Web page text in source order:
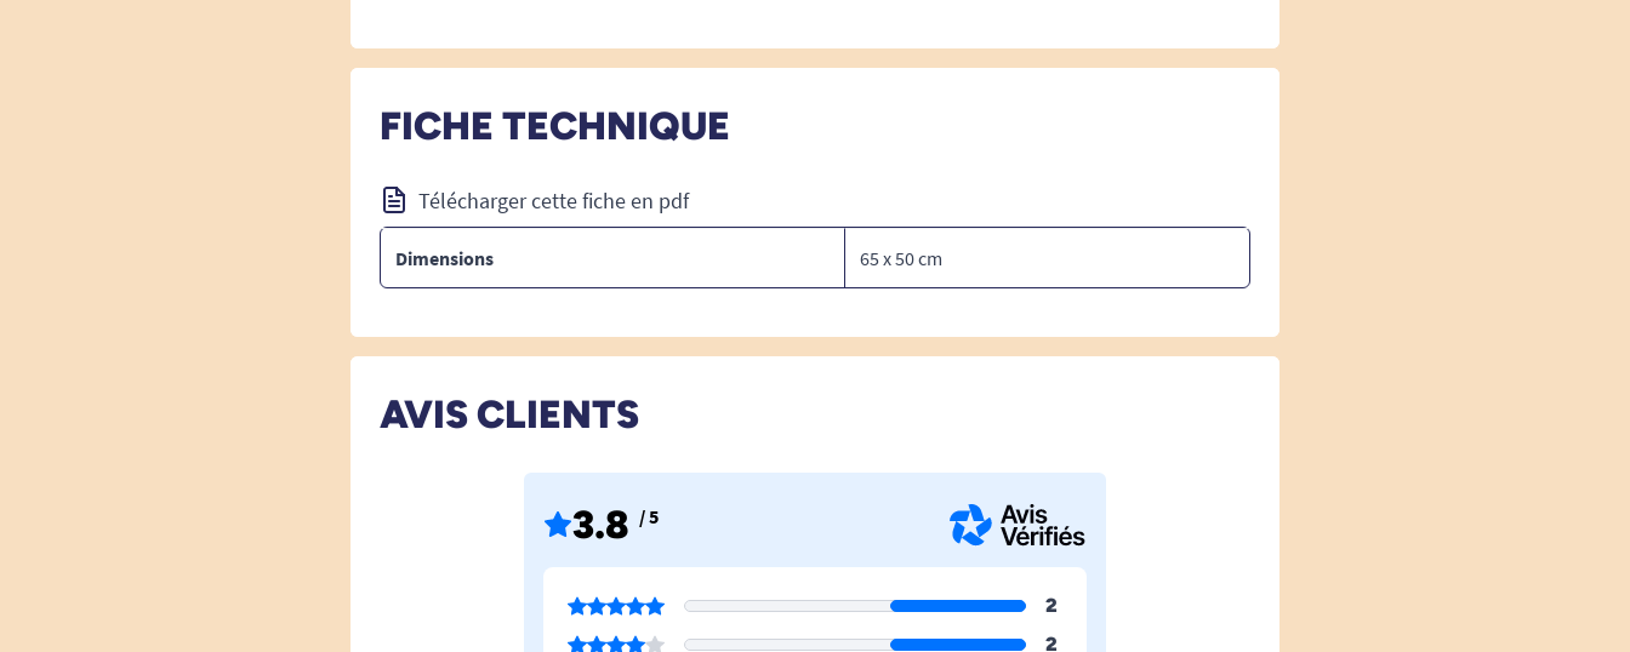
FICHE TECHNIQUE
Télécharger cette fiche en pdf
Dimensions 65 x 50 cm
AVIS CLIENTS
3.8 / 5
2
2